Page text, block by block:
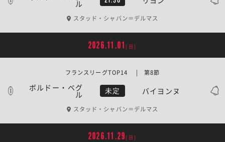
ル
スタッド・シャバン＝デルマス
2026.11.01 [日]
ボルドー・ベグ
ル 未定 バイヨンヌ
フランスリーグTOP14 | 第8節
スタッド・シャバン＝デルマス
2026.11.29 [日]